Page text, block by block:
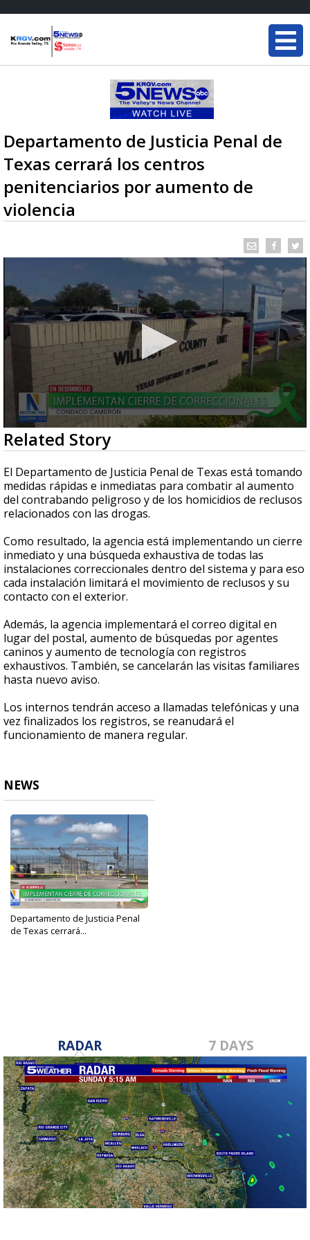
Departamento de Justicia Penal de
Texas cerrará los centros
penitenciarios por aumento de
violencia
0
seconds
of
45
seconds
Related Story
El Departamento de Justicia Penal de Texas está tomando
medidas rápidas e inmediatas para combatir al aumento
del contrabando peligroso y de los homicidios de reclusos
relacionados con las drogas.
Como resultado, la agencia está implementando un cierre
inmediato y una búsqueda exhaustiva de todas las
instalaciones correccionales dentro del sistema y para eso
cada instalación limitará el movimiento de reclusos y su
contacto con el exterior.
Además, la agencia implementará el correo digital en
lugar del postal, aumento de búsquedas por agentes
caninos y aumento de tecnología con registros
exhaustivos. También, se cancelarán las visitas familiares
hasta nuevo aviso.
Los internos tendrán acceso a llamadas telefónicas y una
vez finalizados los registros, se reanudará el
funcionamiento de manera regular.
NEWS
Departamento de Justicia Penal
de Texas cerrará...
RADAR 7 DAYS